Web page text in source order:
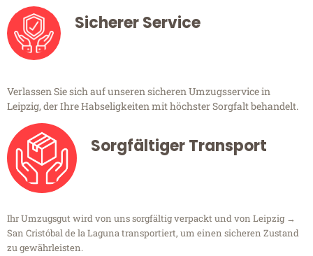
Sicherer Service
Verlassen Sie sich auf unseren sicheren Umzugsservice in
Leipzig, der Ihre Habseligkeiten mit höchster Sorgfalt behandelt.
Sorgfältiger Transport
Ihr Umzugsgut wird von uns sorgfältig verpackt und von Leipzig →
San Cristóbal de la Laguna transportiert, um einen sicheren Zustand
zu gewährleisten.